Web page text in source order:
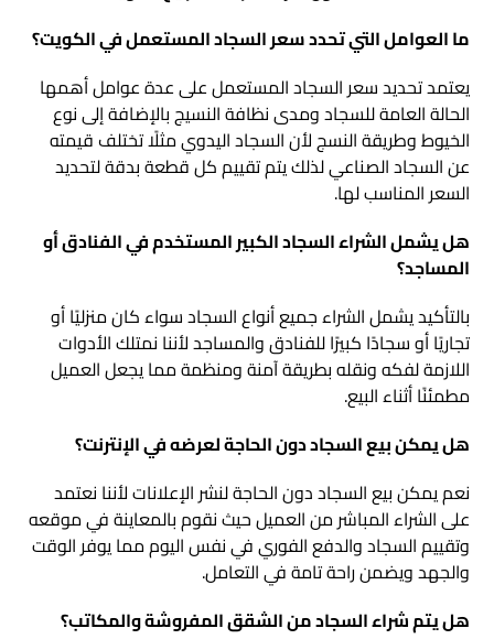
ما العوامل التي تحدد سعر السجاد المستعمل في الكويت؟
يعتمد تحديد سعر السجاد المستعمل على عدة عوامل أهمها
الحالة العامة للسجاد ومدى نظافة النسيج بالإضافة إلى نوع
الخيوط وطريقة النسج لأن السجاد اليدوي مثلًا تختلف قيمته
عن السجاد الصناعي لذلك يتم تقييم كل قطعة بدقة لتحديد
السعر المناسب لها.
هل يشمل الشراء السجاد الكبير المستخدم في الفنادق أو
المساجد؟
بالتأكيد يشمل الشراء جميع أنواع السجاد سواء كان منزليًا أو
تجاريًا أو سجادًا كبيرًا للفنادق والمساجد لأننا نمتلك الأدوات
اللازمة لفكه ونقله بطريقة آمنة ومنظمة مما يجعل العميل
مطمئنًا أثناء البيع.
هل يمكن بيع السجاد دون الحاجة لعرضه في الإنترنت؟
نعم يمكن بيع السجاد دون الحاجة لنشر الإعلانات لأننا نعتمد
على الشراء المباشر من العميل حيث نقوم بالمعاينة في موقعه
وتقييم السجاد والدفع الفوري في نفس اليوم مما يوفر الوقت
والجهد ويضمن راحة تامة في التعامل.
هل يتم شراء السجاد من الشقق المفروشة والمكاتب؟